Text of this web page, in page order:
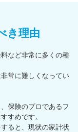
き理由
など非常に多くの種
常に難しくなってい
保険のプロであるフ
すめです。
ると、現状の家計状